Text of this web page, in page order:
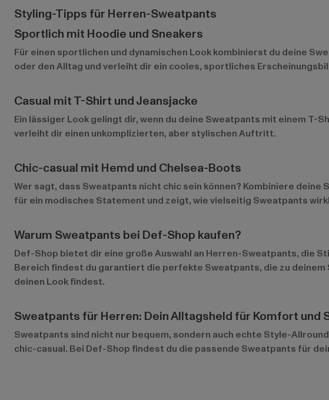
Styling-Tipps für Herren-Sweatpants
Sportlich mit Hoodie und Sneakers
Für einen sportlichen und dynamischen Look kombinierst du deine
oder den Alltag und verleiht dir ein cooles, sportliches
Casual mit T-Shirt und Jeansjacke
Ein lässiger Look gelingt dir, wenn du deine Sweatpants mit einem
verleiht dir einen unkomplizierten, aber stylischen Auftritt.
Chic-casual mit Hemd und Chelsea-Boots
Wer sagt, dass Sweatpants nicht chic sein können? Kombiniere
für ein modisches Statement und zeigt, wie vielseitig Sweatpants
Warum Sweatpants bei Def-Shop kaufen?
Def-Shop bietet dir eine große Auswahl an Herren-Sweatpants, die
Bereich findest du garantiert die perfekte Sweatpants, die zu
deinen Look findest.
Sweatpants für Herren: Dein Alltagsheld für Komfort und
Sweatpants sind nicht nur bequem, sondern auch echte Style-
chic-casual. Bei Def-Shop findest du die passende Sweatpants für